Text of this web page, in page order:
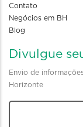
Contato
Negócios em BH
Blog
Divulgue
Envio de
Horizonte